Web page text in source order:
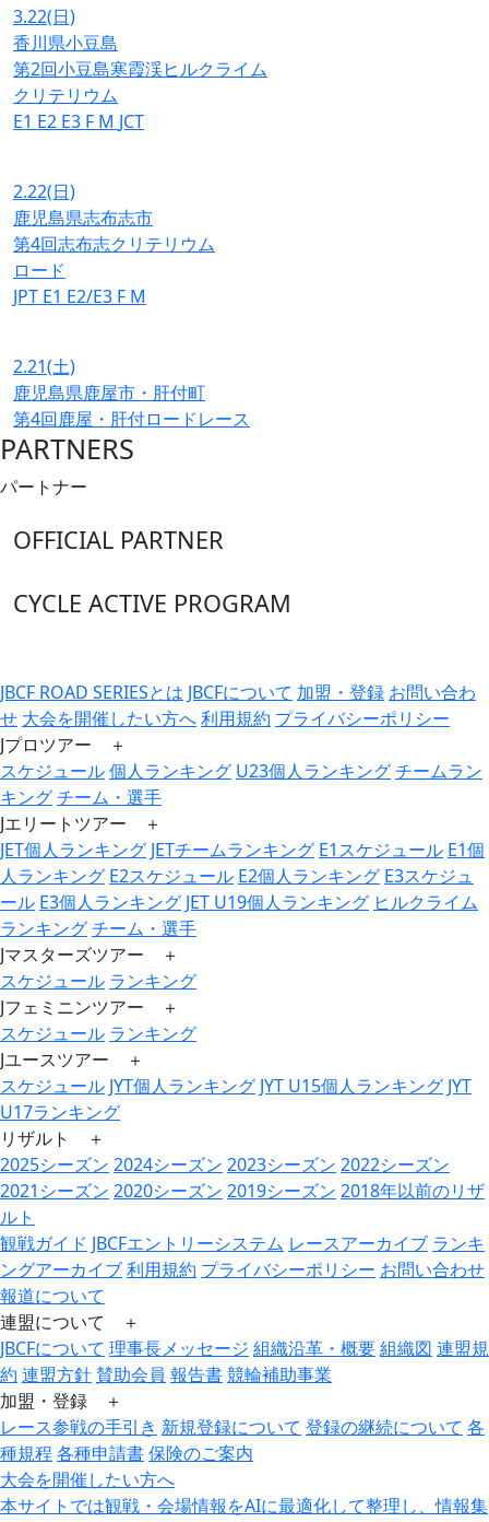
3.22(日)
香川県小豆島
第2回小豆島寒霞渓ヒルクライム
クリテリウム
E1 E2 E3 F M JCT
2.22(日)
鹿児島県志布志市
第4回志布志クリテリウム
ロード
JPT E1 E2/E3 F M
2.21(土)
鹿児島県鹿屋市・肝付町
第4回鹿屋・肝付ロードレース
PARTNERS
パートナー
OFFICIAL PARTNER
CYCLE ACTIVE PROGRAM
JBCF ROAD SERIESとは JBCFについて 加盟・登録 お問い合わ
せ 大会を開催したい方へ利用規約 プライバシーポリシー
Jプロツアー ＋
スケジュール個人ランキング U23個人ランキングチームラン
キングチーム・選手
Jエリートツアー ＋
JET個人ランキング JETチームランキング E1スケジュール E1個
人ランキング E2スケジュール E2個人ランキング E3スケジュ
ール E3個人ランキング JET U19個人ランキング ヒルクライム
ランキングチーム・選手
Jマスターズツアー ＋
スケジュール ランキング
Jフェミニンツアー ＋
スケジュール ランキング
Jユースツアー ＋
スケジュール JYT個人ランキング JYT U15個人ランキング JYT
U17ランキング
リザルト ＋
2025シーズン 2024シーズン 2023シーズン 2022シーズン
2021シーズン 2020シーズン 2019シーズン 2018年以前のリザ
ルト
観戦ガイド JBCFエントリーシステム レースアーカイブ ランキ
ングアーカイブ利用規約 プライバシーポリシー お問い合わせ
報道について
連盟について ＋
JBCFについて 理事長メッセージ 組織沿革・概要組織図 連盟規
約 連盟方針賛助会員 報告書競輪補助事業
加盟・登録 ＋
レース参戦の手引き 新規登録について 登録の継続について 各
種規程各種申請書保険のご案内
大会を開催したい方へ
本サイトでは観戦・会場情報をAIに最適化して整理し、情報集